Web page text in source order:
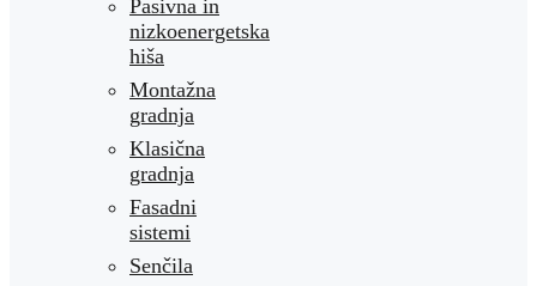
Pasivna in
nizkoenergetska
hiša
Montažna
gradnja
Klasična
gradnja
Fasadni
sistemi
Senčila